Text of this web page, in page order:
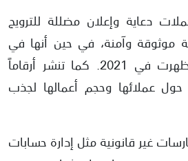
دعاية وإعلان مضللة للترويج
موثوقة وآمنة، في حين أنها في
الواقع شركة جديدة ظهرت في 2021. كما تنشر أرقاماً
عملائها وحجم أعمالها لجذب
غير قانونية مثل إدارة حسابات